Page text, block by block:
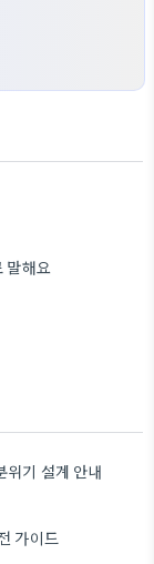
말해요
위기 설계 안내
가이드